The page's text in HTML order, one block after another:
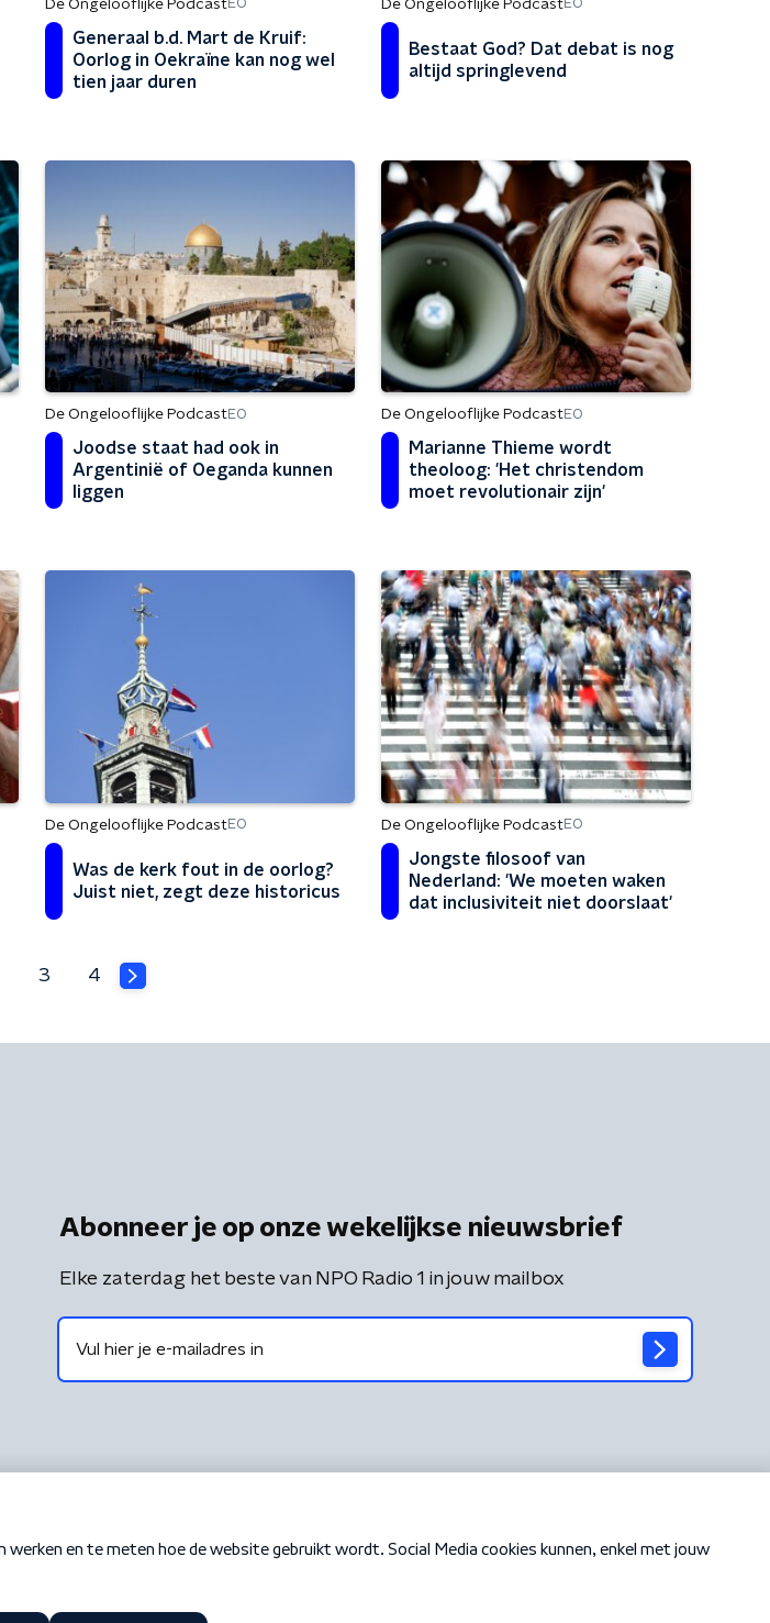
De Ongelooflijke PodcastEO
Generaal b.d. Mart de Kruif:
Oorlog in Oekraïne kan nog wel
tien jaar duren
De Ongelooflijke PodcastEO
Bestaat God? Dat debat is nog
altijd springlevend
De Ongelooflijke PodcastEO
Joodse staat had ook in
Argentinië of Oeganda kunnen
liggen
De Ongelooflijke PodcastEO
Marianne Thieme wordt
theoloog: 'Het christendom
moet revolutionair zijn'
De Ongelooflijke PodcastEO
Was de kerk fout in de oorlog?
Juist niet, zegt deze historicus
De Ongelooflijke PodcastEO
Jongste filosoof van
Nederland: 'We moeten waken
dat inclusiviteit niet doorslaat'
3 4
Abonneer je op onze wekelijkse nieuwsbrief
Elke zaterdag het beste van NPO Radio 1 in jouw mailbox